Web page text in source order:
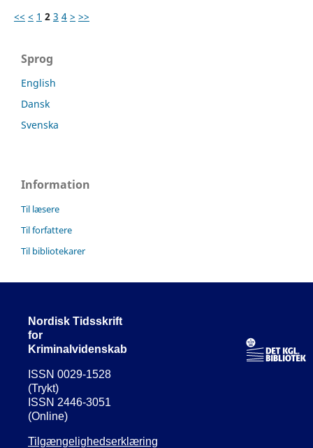
<< < 1 2 3 4 > >>
Sprog
English
Dansk
Svenska
Information
Til læsere
Til forfattere
Til bibliotekarer
Nordisk Tidsskrift
for
Kriminalvidenskab
ISSN 0029-1528
(Trykt)
ISSN 2446-3051
(Online)
Tilgængelighedserklæring